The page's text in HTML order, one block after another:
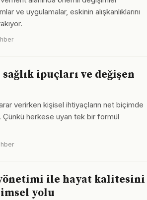
ve uygulamalar, eskinin alışkanlıklarını
ipuçları ve değişen
verirken kişisel ihtiyaçların net biçimde
herkese uyan tek bir formül
ile hayat kalitesini
yolu